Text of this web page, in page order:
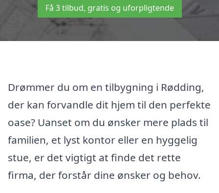
Få 3 tilbud, gratis og uforpligtende
Drømmer du om en tilbygning i Rødding,
der kan forvandle dit hjem til den perfekte
oase? Uanset om du ønsker mere plads til
familien, et lyst kontor eller en hyggelig
stue, er det vigtigt at finde det rette
firma, der forstår dine ønsker og behov.